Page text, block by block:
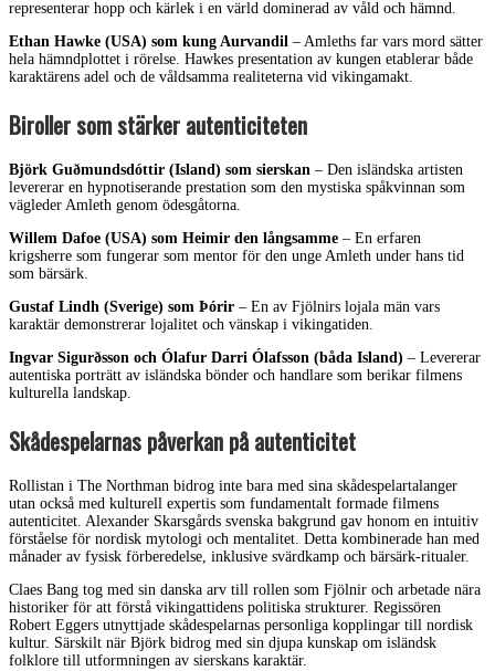
representerar hopp och kärlek i en värld dominerad av våld och hämnd.
Ethan Hawke (USA) som kung Aurvandil – Amleths far vars mord sätter
hela hämndplottet i rörelse. Hawkes presentation av kungen etablerar både
karaktärens adel och de våldsamma realiteterna vid vikingamakt.
Biroller som stärker autenticiteten
Björk Guðmundsdóttir (Island) som sierskan – Den isländska artisten
levererar en hypnotiserande prestation som den mystiska spåkvinnan som
vägleder Amleth genom ödesgåtorna.
Willem Dafoe (USA) som Heimir den långsamme – En erfaren
krigsherre som fungerar som mentor för den unge Amleth under hans tid
som bärsärk.
Gustaf Lindh (Sverige) som Þórir – En av Fjölnirs lojala män vars
karaktär demonstrerar lojalitet och vänskap i vikingatiden.
Ingvar Sigurðsson och Ólafur Darri Ólafsson (båda Island) – Levererar
autentiska porträtt av isländska bönder och handlare som berikar filmens
kulturella landskap.
Skådespelarnas påverkan på autenticitet
Rollistan i The Northman bidrog inte bara med sina skådespelartalanger
utan också med kulturell expertis som fundamentalt formade filmens
autenticitet. Alexander Skarsgårds svenska bakgrund gav honom en intuitiv
förståelse för nordisk mytologi och mentalitet. Detta kombinerade han med
månader av fysisk förberedelse, inklusive svärdkamp och bärsärk-ritualer.
Claes Bang tog med sin danska arv till rollen som Fjölnir och arbetade nära
historiker för att förstå vikingattidens politiska strukturer. Regissören
Robert Eggers utnyttjade skådespelarnas personliga kopplingar till nordisk
kultur. Särskilt när Björk bidrog med sin djupa kunskap om isländsk
folklore till utformningen av sierskans karaktär.